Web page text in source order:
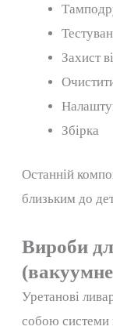
Захист
Збірка
Останній
близьким до
Вироби
Уретанові
собою системи